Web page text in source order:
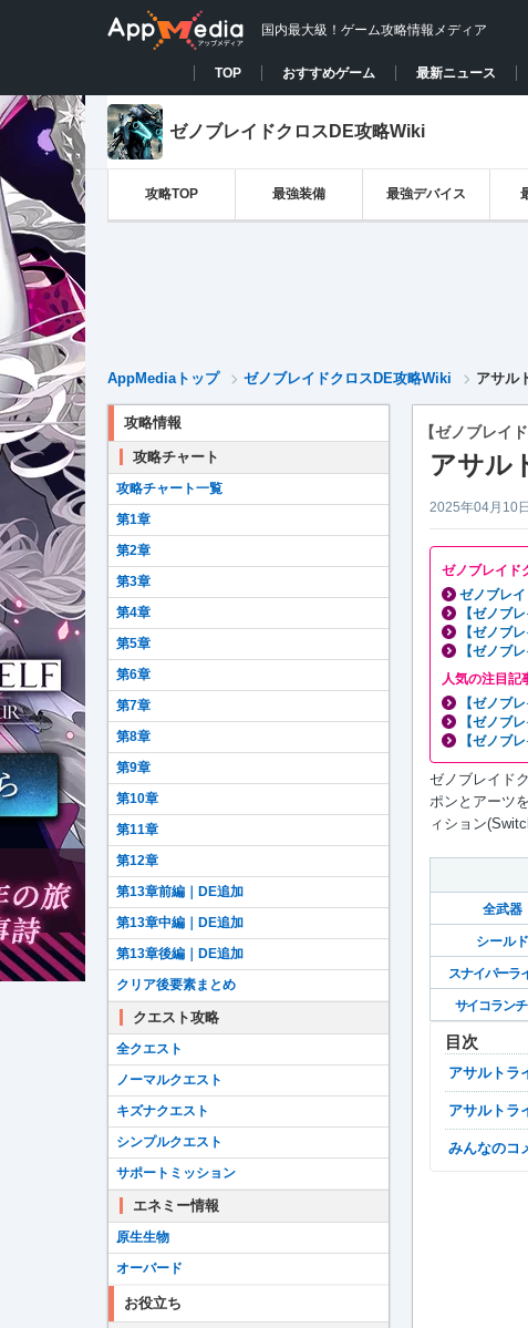
国内最大級！ゲーム攻略情報メディア
TOP おすすめゲーム 最新ニュース
ゼノブレイドクロスDE攻略Wiki
攻略TOP 最強装備 最強デバイス
AppMediaトップ ゼノブレイドクロスDE攻略Wiki アサル
【ゼノブレイ
アサル
2025年04月10
ゼノブレイド
ゼノブレ
【ゼノブ
【ゼノブ
【ゼノブ
人気の注目記
【ゼノブ
【ゼノブ
【ゼノブ
ゼノブレイド
ポンとアーツ
ィション
全武器
シールド
スナイパーラ
サイコラン
目次
アサルト
アサルト
みんなのコ
攻略情報
攻略チャート
攻略チャート一覧
第1章
第2章
第3章
第4章
第5章
第6章
第7章
第8章
第9章
第10章
第11章
第12章
第13章前編｜DE追加
第13章中編｜DE追加
第13章後編｜DE追加
クリア後要素まとめ
クエスト攻略
全クエスト
ノーマルクエスト
キズナクエスト
シンプルクエスト
サポートミッション
エネミー情報
原生生物
オーバード
お役立ち